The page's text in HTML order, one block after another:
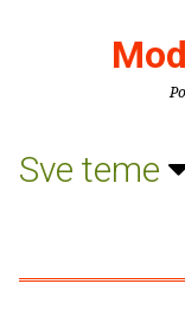
Sve teme